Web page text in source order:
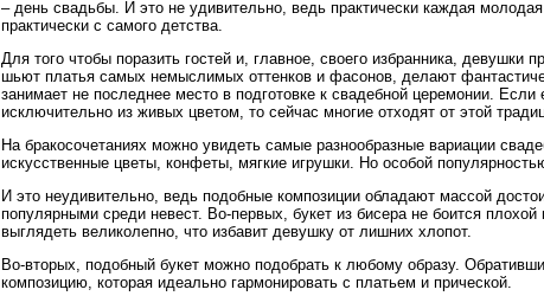
– день свадьбы. И это не удивительно, ведь практически каждая
практически с самого детства.
Для того чтобы поразить гостей и, главное, своего избранника, девушки
шьют платья самых немыслимых оттенков и фасонов, делают
занимает не последнее место в подготовке к свадебной церемонии.
исключительно из живых цветом, то сейчас многие отходят от этой
На бракосочетаниях можно увидеть самые разнообразные вариации
искусственные цветы, конфеты, мягкие игрушки. Но особой
И это неудивительно, ведь подобные композиции обладают массой
популярными среди невест. Во-первых, букет из бисера не боится
выглядеть великолепно, что избавит девушку от лишних хлопот.
Во-вторых, подобный букет можно подобрать к любому образу.
композицию, которая идеально гармонировать с платьем и прической.